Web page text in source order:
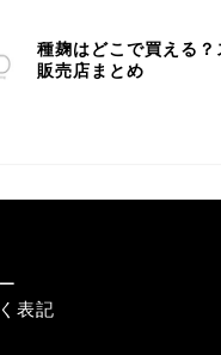
種麹はどこで買える？
販売店まとめ
表記